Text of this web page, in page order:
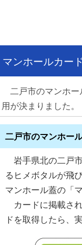
マンホールカー
二戸市のマンホー
用が決まりました。
二戸市のマンホー
岩手県北の二戸
るヒメボタルが飛
マンホール蓋の「
カードに掲載さ
ドを取得したら、